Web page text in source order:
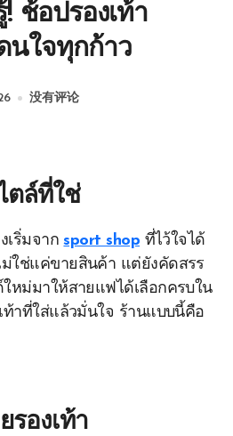
ช้อปรองเท้า
นใจทุกก้าว
没有评论
ตล์ที่ใช่
งเริ่มจากsport shop ที่ไว้ใจได้
ใช่แค่ขายสินค้า แต่ยังคัดสรร
หม่มาให้สายแฟได้เลือกครบใน
ท้าที่ใส่แล้วมั่นใจ ร้านแบบนี้คือ
รองเท้า